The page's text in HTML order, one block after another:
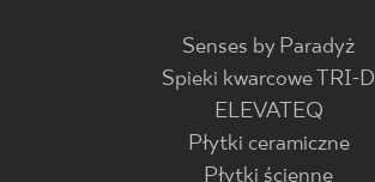
Senses by Paradyż
Spieki kwarcowe TRI-D
ELEVATEQ
Płytki ceramiczne
Płytki ścienne